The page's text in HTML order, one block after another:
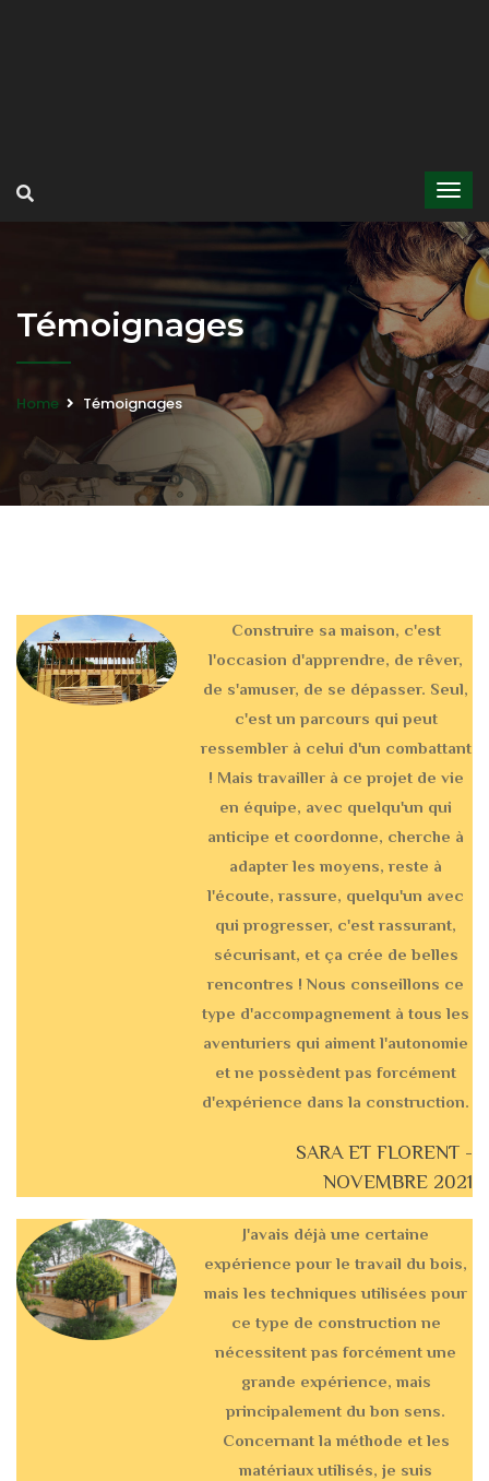
Témoignages
Home Témoignages
Construire sa maison, c'est
l'occasion d'apprendre, de rêver,
de s'amuser, de se dépasser. Seul,
c'est un parcours qui peut
ressembler à celui d'un combattant
! Mais travailler à ce projet de vie
en équipe, avec quelqu'un qui
anticipe et coordonne, cherche à
adapter les moyens, reste à
l'écoute, rassure, quelqu'un avec
qui progresser, c'est rassurant,
sécurisant, et ça crée de belles
rencontres ! Nous conseillons ce
type d'accompagnement à tous les
aventuriers qui aiment l'autonomie
et ne possèdent pas forcément
d'expérience dans la construction.
SARA ET FLORENT -
NOVEMBRE 2021
J'avais déjà une certaine
expérience pour le travail du bois,
mais les techniques utilisées pour
ce type de construction ne
nécessitent pas forcément une
grande expérience, mais
principalement du bon sens.
Concernant la méthode et les
matériaux utilisés, je suis